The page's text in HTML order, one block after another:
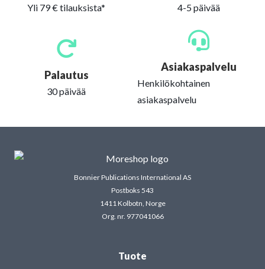
Yli 79 € tilauksista* 4-5 päivää
Palautus
30 päivää
Asiakaspalvelu
Henkilökohtainen
asiakaspalvelu
Bonnier Publications International AS
Postboks 543
1411 Kolbotn, Norge
Org. nr. 977041066
Tuote